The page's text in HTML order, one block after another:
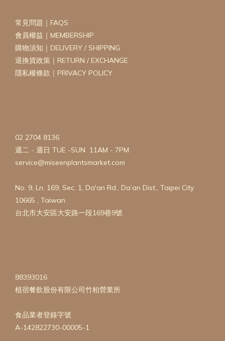
常見問題｜FAQS
會員權益｜MEMBERSHIP
購物須知｜DELIVERY / SHIPPING
退換貨政策｜RETURN / EXCHANGE
隱私權條款｜PRIVACY POLICY
02 2704 8136
週二 - 週日 TUE -SUN 11AM - 7PM
service@miseenplantsmarket.com
No. 9, Ln. 169, Sec. 1, Da'an Rd., Da’an Dist., Taipei City
10665 , Taiwan
台北市大安區大安路一段169巷9號
88393016
植宿餐飲股份有限公司竹柏營業所
食品業者登錄字號
A-142822730-00005-1